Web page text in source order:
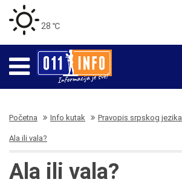
28 ℃
Početna Info kutak Pravopis srpskog jezika
Ala ili vala?
Ala ili vala?